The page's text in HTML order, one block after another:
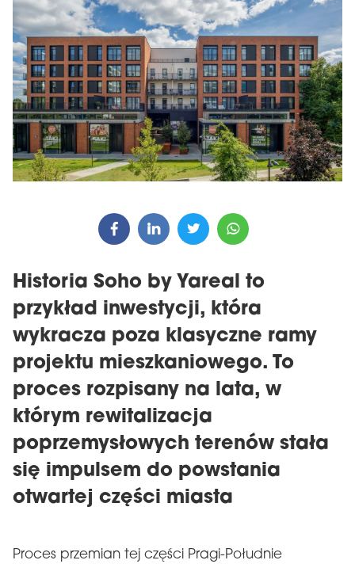
Historia Soho by Yareal to
przykład inwestycji, która
wykracza poza klasyczne ramy
projektu mieszkaniowego. To
proces rozpisany na lata, w
którym rewitalizacja
poprzemysłowych terenów stała
się impulsem do powstania
otwartej części miasta
Proces przemian tej części Pragi-Południe